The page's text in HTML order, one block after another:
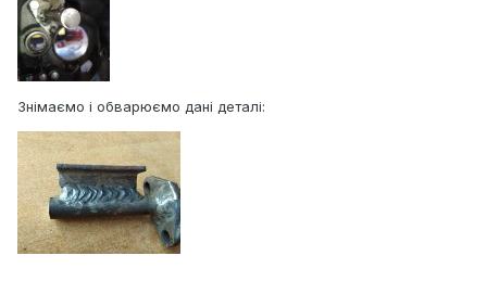
Знімаємо і обварюємо дані деталі: